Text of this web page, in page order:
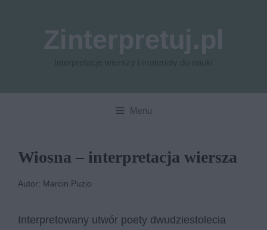
Menu
Wiosna – interpretacja wiersza
Autor: Marcin Puzio
Interpretowany utwór poety dwudziestolecia